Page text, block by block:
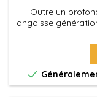
Outre un
angoisse
la première
infernales
